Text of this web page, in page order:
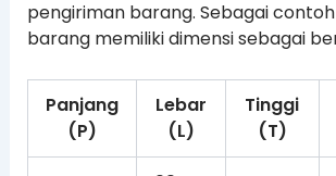
pengiriman barang. Sebagai
barang memiliki dimensi sebagai
Panjang
(P)
Lebar
(L)
Tinggi
(T)